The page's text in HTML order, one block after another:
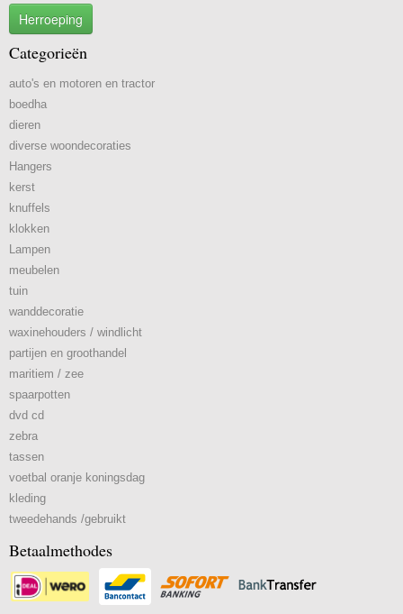
Herroeping
Categorieën
auto's en motoren en tractor
boedha
dieren
diverse woondecoraties
Hangers
kerst
knuffels
klokken
Lampen
meubelen
tuin
wanddecoratie
waxinehouders / windlicht
partijen en groothandel
maritiem / zee
spaarpotten
dvd cd
zebra
tassen
voetbal oranje koningsdag
kleding
tweedehands /gebruikt
Betaalmethodes